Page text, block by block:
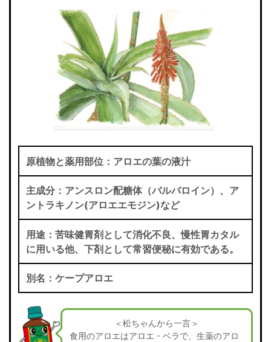
原植物と薬用部位：アロエの葉の液汁
主成分：アンスロン配糖体（バルバロイン）、ア
ントラキノン(アロエエモジン)など
用途：苦味健胃剤として消化不良、慢性胃カタル
に用いる他、下剤として常習便秘に有効である。
別名：ケープアロエ
＜松ちゃんから一言＞
食用のアロエはアロエ・ベラで、生薬のアロ